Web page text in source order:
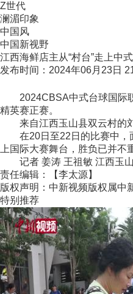
Z世代
澜湄印象
中国风
中国新视野
江西海鲜店主从“村台”走上中
发布时间：2024年06月23日
2024CBSA中式台球国际职
精英赛正赛。
来自江西玉山县双云村的刘
在20日至22日的比赛中，面
上国际大赛舞台，胜负已并不
记者 姜涛 王祖敏 江西玉
责任编辑：【李太源】
版权声明：中新视频版权属中
特别推荐